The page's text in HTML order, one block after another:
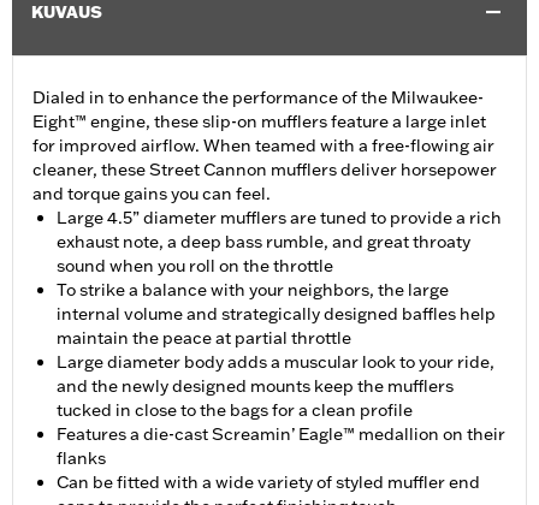
KUVAUS
Dialed in to enhance the performance of the Milwaukee-
Eight™ engine, these slip-on mufflers feature a large inlet
for improved airflow. When teamed with a free-flowing air
cleaner, these Street Cannon mufflers deliver horsepower
and torque gains you can feel.
Large 4.5” diameter mufflers are tuned to provide a rich
exhaust note, a deep bass rumble, and great throaty
sound when you roll on the throttle
To strike a balance with your neighbors, the large
internal volume and strategically designed baffles help
maintain the peace at partial throttle
Large diameter body adds a muscular look to your ride,
and the newly designed mounts keep the mufflers
tucked in close to the bags for a clean profile
Features a die-cast Screamin’ Eagle™ medallion on their
flanks
Can be fitted with a wide variety of styled muffler end